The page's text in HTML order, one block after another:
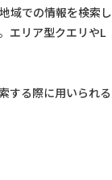
域での情報を検索し
エリア型クエリやL
する際に用いられる